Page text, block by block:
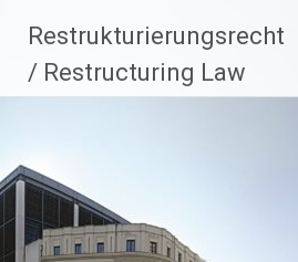
Inhalt
springen
Restrukturierungsrecht
/ Restructuring Law